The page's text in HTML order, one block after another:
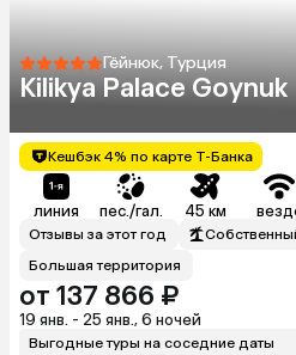
Гёйнюк, Турция
Kilikya Palace Goynuk
Кешбэк 4% по карте Т-Банка
линия пес./гал. 45 км
Отзывы за этот год
Большая территория
от 137 866 ₽
19 янв. - 25 янв., 6 ночей
Выгодные туры на соседние даты